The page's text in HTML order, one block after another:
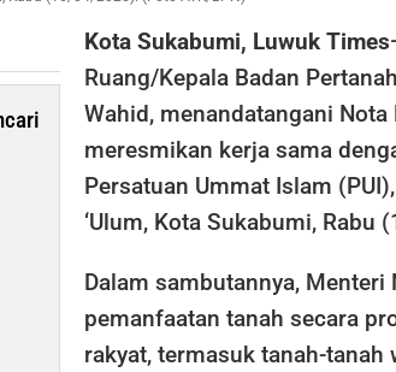
Kota Sukabumi, Luwuk Times
Ruang/Kepala Badan
Wahid, menandatangani
meresmikan kerja sama
Persatuan Ummat Islam
‘Ulum, Kota Sukabumi, Rabu
Dalam sambutannya,
pemanfaatan tanah secara
rakyat, termasuk tanah-tanah